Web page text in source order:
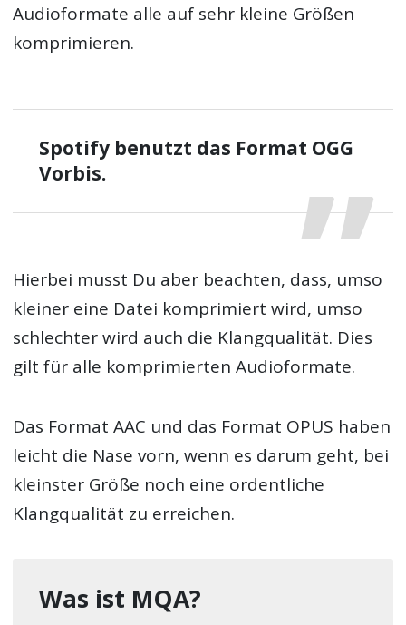
Audioformate alle auf sehr kleine Größen
komprimieren.
Spotify benutzt das Format OGG
Vorbis.
Hierbei musst Du aber beachten, dass, umso
kleiner eine Datei komprimiert wird, umso
schlechter wird auch die Klangqualität. Dies
gilt für alle komprimierten Audioformate.
Das Format AAC und das Format OPUS haben
leicht die Nase vorn, wenn es darum geht, bei
kleinster Größe noch eine ordentliche
Klangqualität zu erreichen.
Was ist MQA?